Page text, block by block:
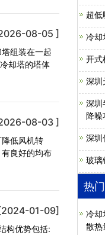
08-05 ]
组装在一起
却塔的塔体
08-03 ]
低风机转
良好的均布
[2024-01-09]
构优势包括:
超低
冷却
开式
深圳
深圳
降噪
深圳
玻璃
热
冷却
散热